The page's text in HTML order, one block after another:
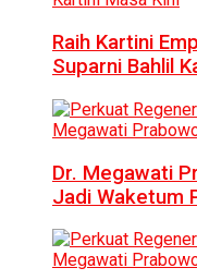
Raih Kartini
Suparni Bahlil
Dr. Megawati
Jadi Waketum